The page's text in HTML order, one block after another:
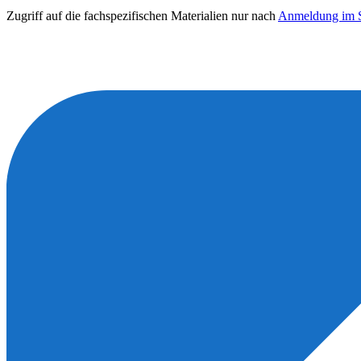
Zugriff auf die fachspezifischen Materialien nur nach Anmeldung im